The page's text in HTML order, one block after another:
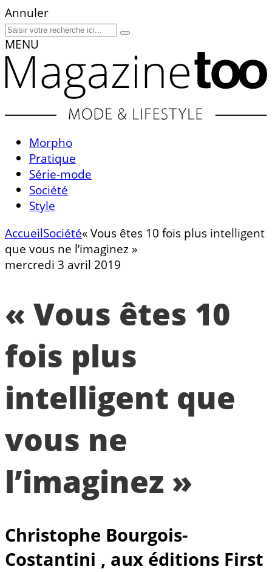
Annuler
MENU
Morpho
Pratique
Série-mode
Société
Style
AccueilSociété« Vous êtes 10 fois plus intelligent
que vous ne l’imaginez »
mercredi 3 avril 2019
« Vous êtes 10
fois plus
intelligent que
vous ne
l’imaginez »
Christophe Bourgois-
Costantini , aux éditions First